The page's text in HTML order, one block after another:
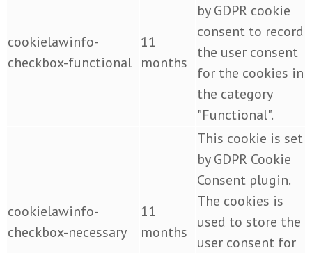
cookielawinfo-
checkbox-functional
11
months
by GDPR cookie
consent to record
the user consent
for the cookies in
the category
"Functional".
cookielawinfo-
checkbox-necessary
11
months
This cookie is set
by GDPR Cookie
Consent plugin.
The cookies is
used to store the
user consent for